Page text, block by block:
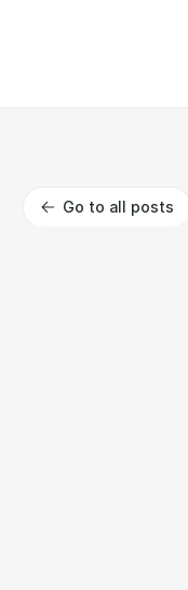
Go to all posts